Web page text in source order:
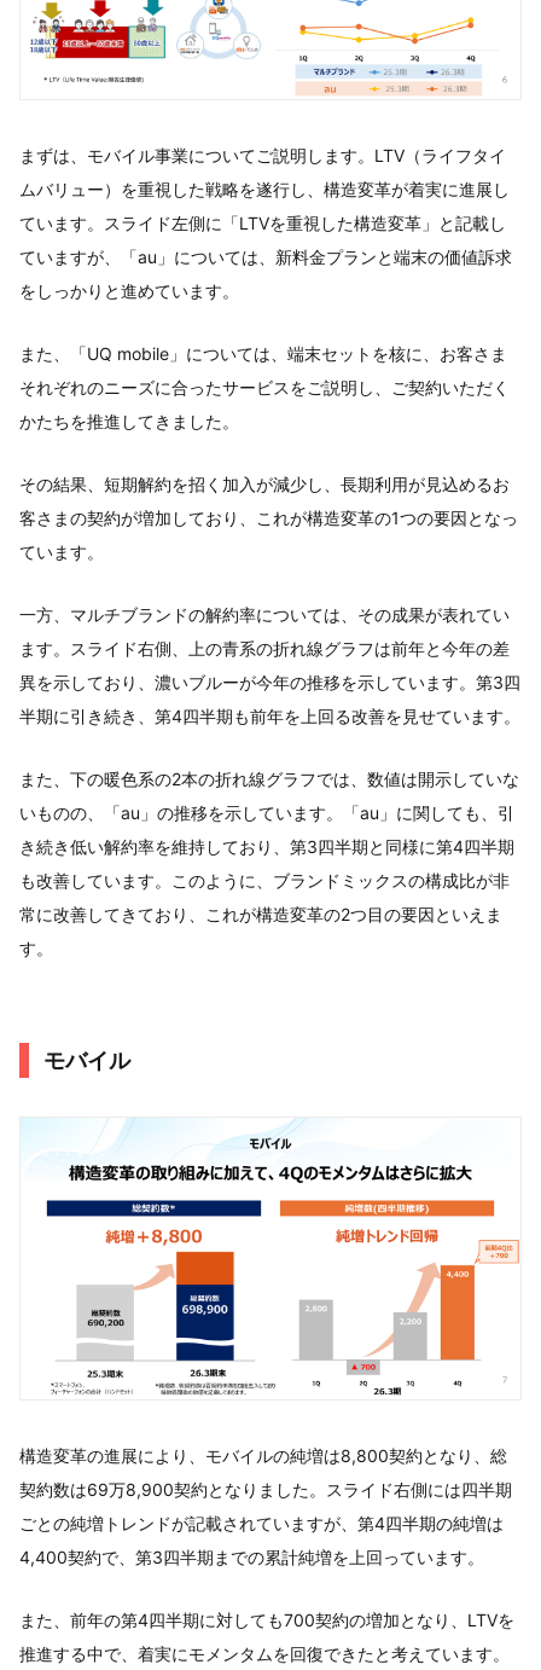
まずは、モバイル事業についてご説明します。LTV（ライフタイ
ムバリュー）を重視した戦略を遂行し、構造変革が着実に進展し
ています。スライド左側に「LTVを重視した構造変革」と記載し
ていますが、「au」については、新料金プランと端末の価値訴求
をしっかりと進めています。
また、「UQ mobile」については、端末セットを核に、お客さま
それぞれのニーズに合ったサービスをご説明し、ご契約いただく
かたちを推進してきました。
その結果、短期解約を招く加入が減少し、長期利用が見込めるお
客さまの契約が増加しており、これが構造変革の1つの要因となっ
ています。
一方、マルチブランドの解約率については、その成果が表れてい
ます。スライド右側、上の青系の折れ線グラフは前年と今年の差
異を示しており、濃いブルーが今年の推移を示しています。第3四
半期に引き続き、第4四半期も前年を上回る改善を見せています。
また、下の暖色系の2本の折れ線グラフでは、数値は開示していな
いものの、「au」の推移を示しています。「au」に関しても、引
き続き低い解約率を維持しており、第3四半期と同様に第4四半期
も改善しています。このように、ブランドミックスの構成比が非
常に改善してきており、これが構造変革の2つ目の要因といえま
す。
モバイル
構造変革の進展により、モバイルの純増は8,800契約となり、総
契約数は69万8,900契約となりました。スライド右側には四半期
ごとの純増トレンドが記載されていますが、第4四半期の純増は
4,400契約で、第3四半期までの累計純増を上回っています。
また、前年の第4四半期に対しても700契約の増加となり、LTVを
推進する中で、着実にモメンタムを回復できたと考えています。